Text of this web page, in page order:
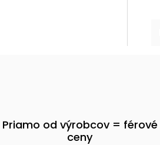
Priamo od výrobcov = férové
ceny